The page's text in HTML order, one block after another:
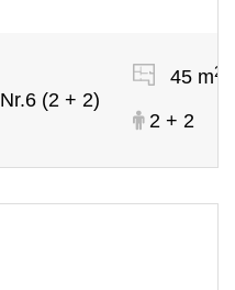
Nr.6 (2 + 2)
45 m2
2 + 2